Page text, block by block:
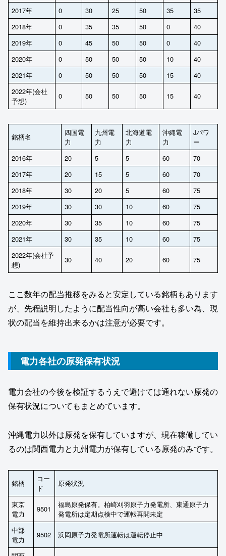
2017年
0 30 25 50 35
35
2018年
0 35 35 50 0
40
2019年
0 45 50 50 0
40
2020年
0 50 50 50 10
40
2021年
0 50 50 50 15
40
2022年(会社
予想)
0 50 50 50 15 40
銘柄名
四国電
力
九州電
力
北海道電
力
沖縄電
力
Jパワ
ー
2016年
20 5 5 60
70
2017年
20 15 5 60
70
2018年
30 20 5 60
75
2019年
30 30 10 60
75
2020年
30 35 10 60
75
2021年
30 35 10 60
75
2022年(会社予
想)
30 40 20 60 75
ここ数年の配当推移をみると安定している銘柄もあります
が、先程説明したように配当性向が高い会社も多い為、現
状の配当を維持出来るかは注意が必要です。
電力各社の原発保有状況
電力会社の今後を検証するうえで避けては通れない原発の
保有状況についてもまとめています。
沖縄電力以外は原発を保有していますが、現在稼働してい
るのは関西電力と九州電力が保有している原発のみです。
銘柄
コー
ド
原発状況
東京
電力
9501
福島原発保有。柏崎刈羽原子力発電所、東通原子力
発電所は定期点検中で運転再開未定
中部
電力
9502 浜岡原子力発電所運転は運転停止中